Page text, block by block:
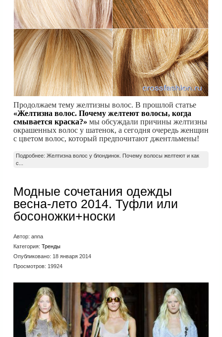
Продолжаем тему желтизны волос. В прошлой статье
«Желтизна волос. Почему желтеют волосы, когда
смывается краска?» мы обсуждали причины желтизны
окрашенных волос у шатенок, а сегодня очередь женщин
с цветом волос, который предпочитают джентльмены!
Подробнее: Желтизна волос у блондинок. Почему волосы желтеют и как
с...
Модные сочетания одежды
весна-лето 2014. Туфли или
босоножки+носки
Автор: anna
Категория: Тренды
Опубликовано: 18 января 2014
Просмотров: 19924